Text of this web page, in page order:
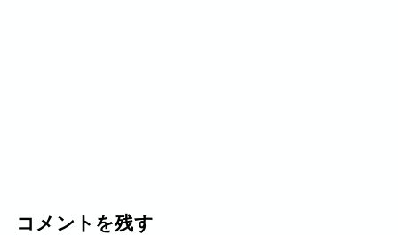
コメントを残す